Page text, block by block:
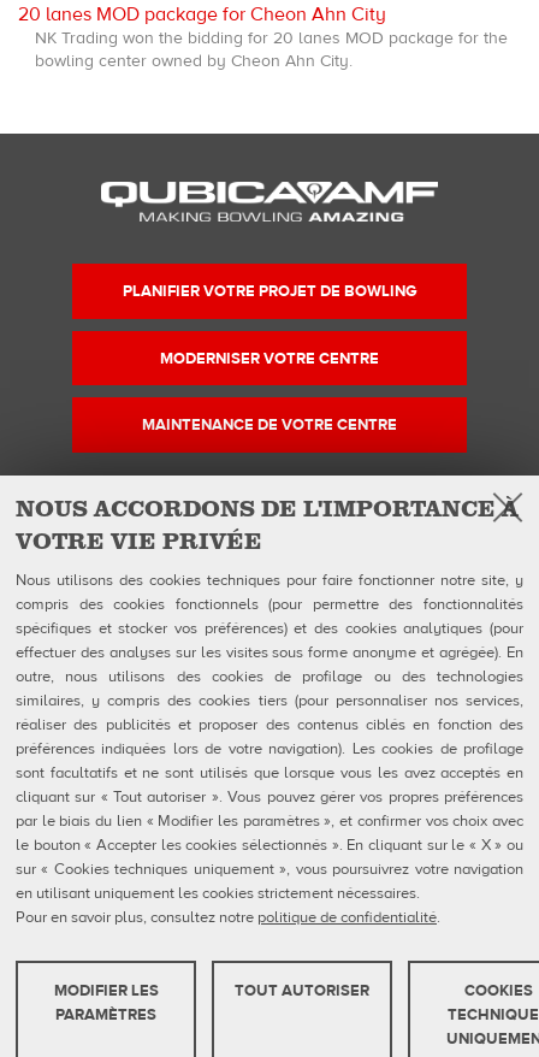
NOUS ACCORDONS DE L'IMPORTANCE À
VOTRE VIE PRIVÉE
Nous utilisons des cookies techniques pour faire fonctionner notre site, y
compris des cookies fonctionnels (pour permettre des fonctionnalités
spécifiques et stocker vos préférences) et des cookies analytiques (pour
effectuer des analyses sur les visites sous forme anonyme et agrégée). En
outre, nous utilisons des cookies de profilage ou des technologies
similaires, y compris des cookies tiers (pour personnaliser nos services,
réaliser des publicités et proposer des contenus ciblés en fonction des
préférences indiquées lors de votre navigation). Les cookies de profilage
sont facultatifs et ne sont utilisés que lorsque vous les avez acceptés en
cliquant sur « Tout autoriser ». Vous pouvez gérer vos propres préférences
par le biais du lien « Modifier les paramètres », et confirmer vos choix avec
le bouton « Accepter les cookies sélectionnés ». En cliquant sur le « X » ou
sur « Cookies techniques uniquement », vous poursuivrez votre navigation
en utilisant uniquement les cookies strictement nécessaires.
Pour en savoir plus, consultez notre politique de confidentialité.
COOKIES TECHNIQUES
COOKIES
TOUT AUTORISER
MODIFIER LES
PARAMÈTRES
20 lanes MOD package for Cheon Ahn City
NK Trading won the bidding for 20 lanes MOD package for the
bowling center owned by Cheon Ahn City.
PLANIFIER VOTRE PROJET DE BOWLING
MODERNISER VOTRE CENTRE
MAINTENANCE DE VOTRE CENTRE
QUBICAAMF WORLDWIDE LLC
40 rue Jacques Ibert
92300 Levallois-Perret:
Téléphone : 0140899470
Produits
Galerie
Actualités
eShop
Contacts
Formulaires FDS
Politique de confidentialité
Politique en matière de cookies
Configuration des cookies
Rapports De Dénonciation
Suivez-nous sur
QubicaAMF Europe spa - Via della Croce Coperta, 15 40128 Bologna, Italy - VAT